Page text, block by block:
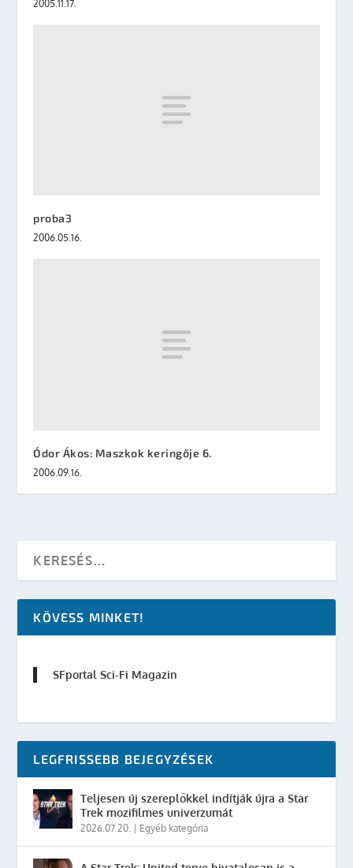
2005.11.17.
proba3
2006.05.16.
Ódor Ákos: Maszkok keringője 6.
2006.09.16.
KÖVESS MINKET!
SFportal Sci-Fi Magazin
LEGFRISSEBB BEJEGYZÉSEK
Teljesen új szereplőkkel indítják újra a Star
Trek mozifilmes univerzumát
2026.07.20. Egyéb kategória